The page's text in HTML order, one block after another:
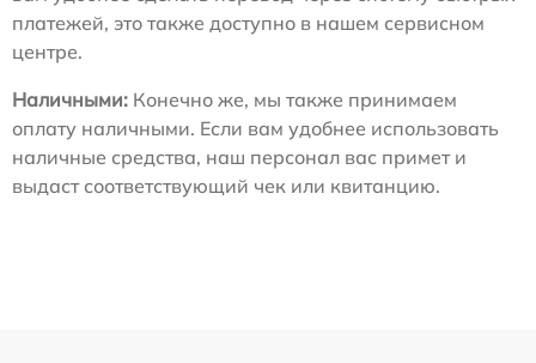
платежей, это также доступно в нашем сервисном
центре.
Наличными: Конечно же, мы также принимаем
оплату наличными. Если вам удобнее использовать
наличные средства, наш персонал вас примет и
выдаст соответствующий чек или квитанцию.